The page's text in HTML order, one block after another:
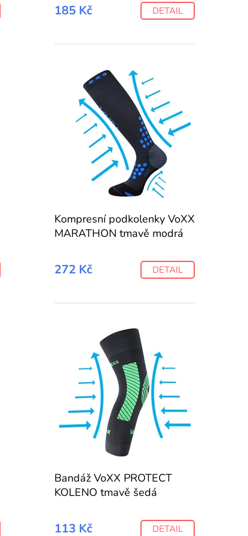
185 Kč DETAIL
Kompresní podkolenky VoXX
MARATHON tmavě modrá
272 Kč DETAIL
Bandáž VoXX PROTECT
KOLENO tmavě šedá
113 Kč DETAIL